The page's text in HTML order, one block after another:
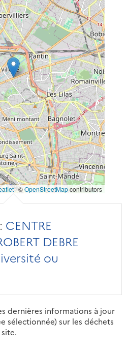
|©OpenStreetMapcontributors
CENTRE
DEBRE
ou
dernières informations à jour
sélectionnée) sur les déchets